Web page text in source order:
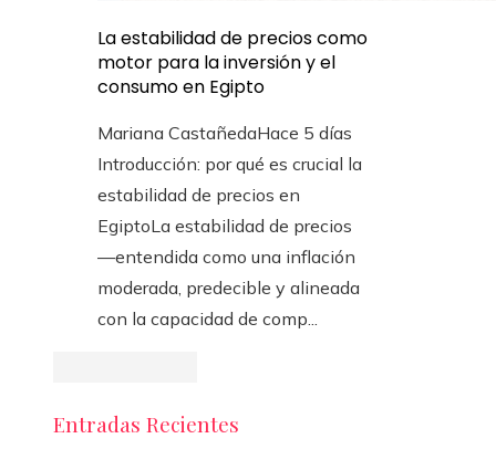
La estabilidad de precios como
motor para la inversión y el
consumo en Egipto
Mariana CastañedaHace 5 días
Introducción: por qué es crucial la
estabilidad de precios en
EgiptoLa estabilidad de precios
—entendida como una inflación
moderada, predecible y alineada
con la capacidad de comp...
Entradas Recientes